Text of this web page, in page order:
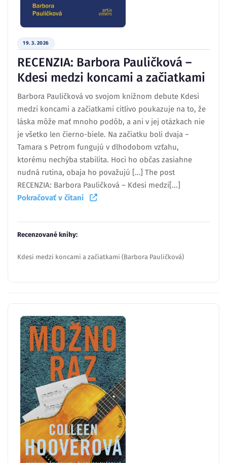
19. 3. 2026
RECENZIA: Barbora Pauličková –
Kdesi medzi koncami a začiatkami
Barbora Pauličková vo svojom knižnom debute Kdesi
medzi koncami a začiatkami citlivo poukazuje na to, že
láska môže mať mnoho podôb, a ani v jej otázkach nie
je všetko len čierno-biele. Na začiatku boli dvaja –
Tamara s Petrom fungujú v dlhodobom vzťahu,
ktorému nechýba stabilita. Hoci ho občas zasiahne
nudná rutina, obaja ho považujú […] The post
RECENZIA: Barbora Pauličková – Kdesi medzi[...]
Pokračovať v čítaní
Recenzované knihy:
Kdesi medzi koncami a začiatkami (Barbora Pauličková)